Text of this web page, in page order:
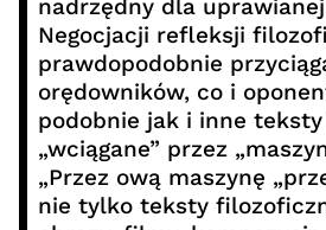
nadrzędny dla
Negocjacji refleksji
prawdopodobnie
orędowników, co i
podobnie jak i inne
„wciągane” przez
„Przez ową maszynę
nie tylko teksty